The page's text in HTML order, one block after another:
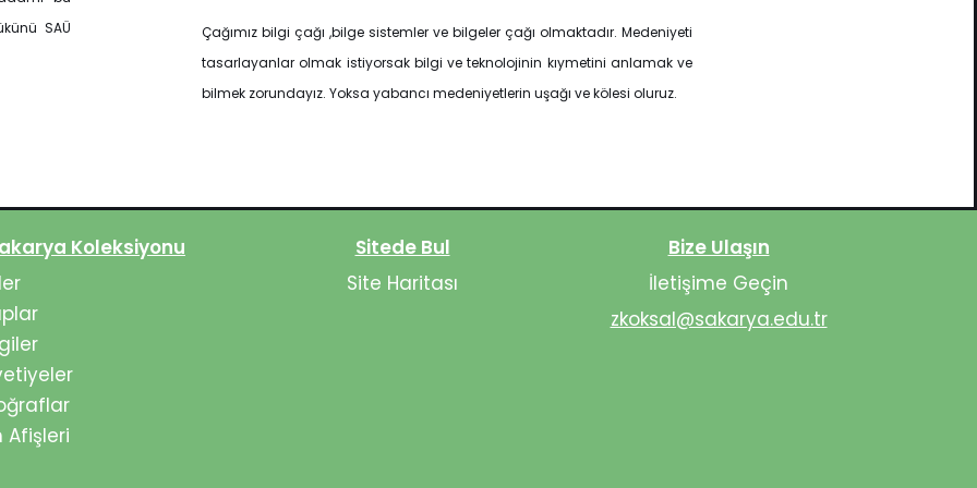
SAÜ
Çağımız bilgi çağı ,bilge sistemler ve bilgeler çağı olmaktadır. Medeniyeti
tasarlayanlar olmak istiyorsak bilgi ve teknolojinin kıymetini anlamak ve
bilmek zorundayız. Yoksa yabancı medeniyetlerin uşağı ve kölesi oluruz.
Koleksiyonu
Afişleri
Sitede Bul
Site Haritası
Bize Ulaşın
İletişime Geçin
zkoksal@sakarya.edu.tr